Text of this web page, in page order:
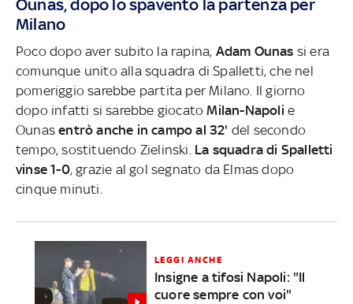
Ounas, dopo lo spavento la partenza per
Milano
Poco dopo aver subito la rapina, Adam Ounas si era
comunque unito alla squadra di Spalletti, che nel
pomeriggio sarebbe partita per Milano. Il giorno
dopo infatti si sarebbe giocatoMilan-Napoli e
Ounasentrò anche in campo al 32' del secondo
tempo, sostituendo Zielinski. La squadra di Spalletti
vinse 1-0, grazie al gol segnato da Elmas dopo
cinque minuti.
LEGGI ANCHE
Insigne a tifosi Napoli: "Il
cuore sempre con voi"